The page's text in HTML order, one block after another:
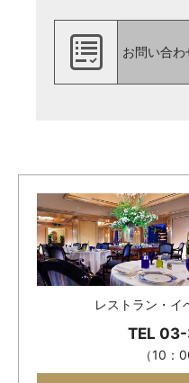
お問い合わ
レストラン・
TEL
（10：